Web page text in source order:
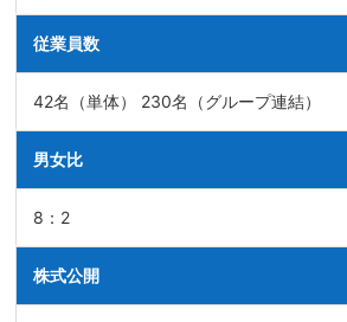
従業員数
42名（単体） 230名（グループ連結）
男女比
8：2
株式公開